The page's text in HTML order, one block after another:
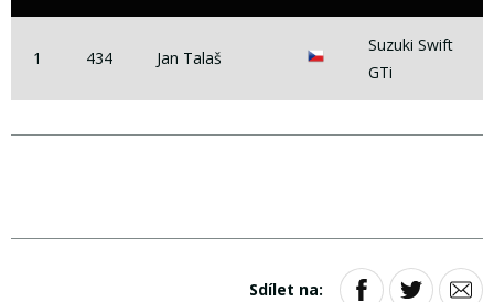
1 434 Jan Talaš
Suzuki Swift
GTi
Sdílet na: